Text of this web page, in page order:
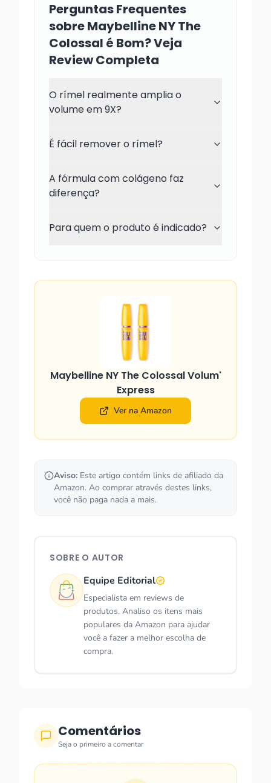
Perguntas Frequentes
sobre Maybelline NY The
Colossal é Bom? Veja
Review Completa
O rímel realmente amplia o
volume em 9X?
É fácil remover o rímel?
A fórmula com colágeno faz
diferença?
Para quem o produto é indicado?
Maybelline NY The Colossal Volum'
Express
Ver na Amazon
Aviso: Este artigo contém links de afiliado da
Amazon. Ao comprar através destes links,
você não paga nada a mais.
SOBRE O AUTOR
Equipe Editorial
Especialista em reviews de
produtos. Analiso os itens mais
populares da Amazon para ajudar
você a fazer a melhor escolha de
compra.
Comentários
Seja o primeiro a comentar